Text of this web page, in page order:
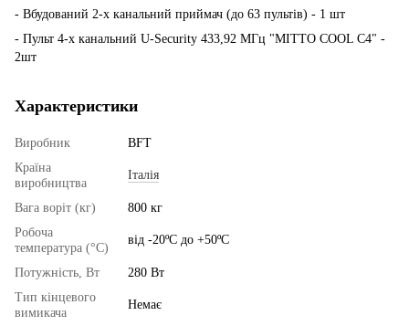
- Вбудований 2-х канальний приймач (до 63 пультів) - 1 шт
- Пульт 4-х канальний U-Security 433,92 МГц "MITTO COOL C4" -
2шт
Характеристики
Виробник
BFT
Країна
виробництва
Італія
Вага воріт (кг)
800 кг
Робоча
температура (°C)
від -20ºС до +50ºС
Потужність, Вт
280 Вт
Тип кінцевого
вимикача
Немає